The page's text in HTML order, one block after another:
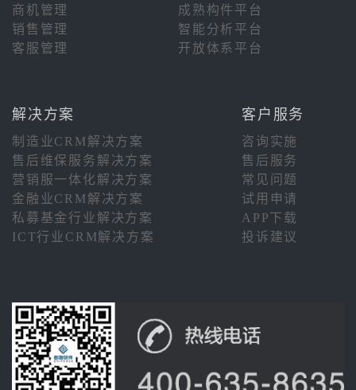
商机管理
成熟构件平台
销售管理
智能分析平台
客服管理
开放体系平台
解决方案 客户服务
制造业CRM解决方案
咨询实施
售后维保服务解决方案
售后服务
营销服一体化解决方案
常见问题
金融业CRM解决方案
试用申请
私募基金行业解决方案
APP下载
ICT行业CRM解决方案
投诉建议